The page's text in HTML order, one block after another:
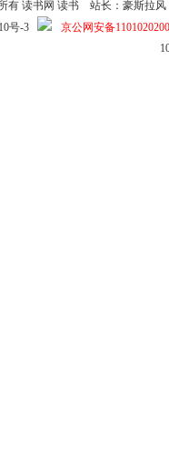
有读书网 读书
站长：豪斯拉风
号-3
京公网安备